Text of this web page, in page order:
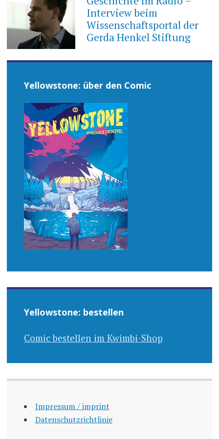
Interview beim
Wissenschaftsportal der
Gerda Henkel Stiftung
Yellowstone: über den Comic
Yellowstone: bestellen
Comic bestellen im Kwimbi-Shop
Impressum / imprint
Datenschutzrichtlinie